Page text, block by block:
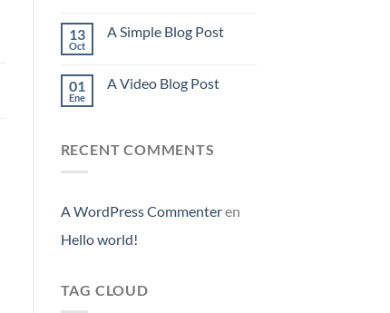
13
Oct
A Simple Blog Post
01
Ene
A Video Blog Post
RECENT COMMENTS
A WordPress Commenteren
Hello world!
TAG CLOUD